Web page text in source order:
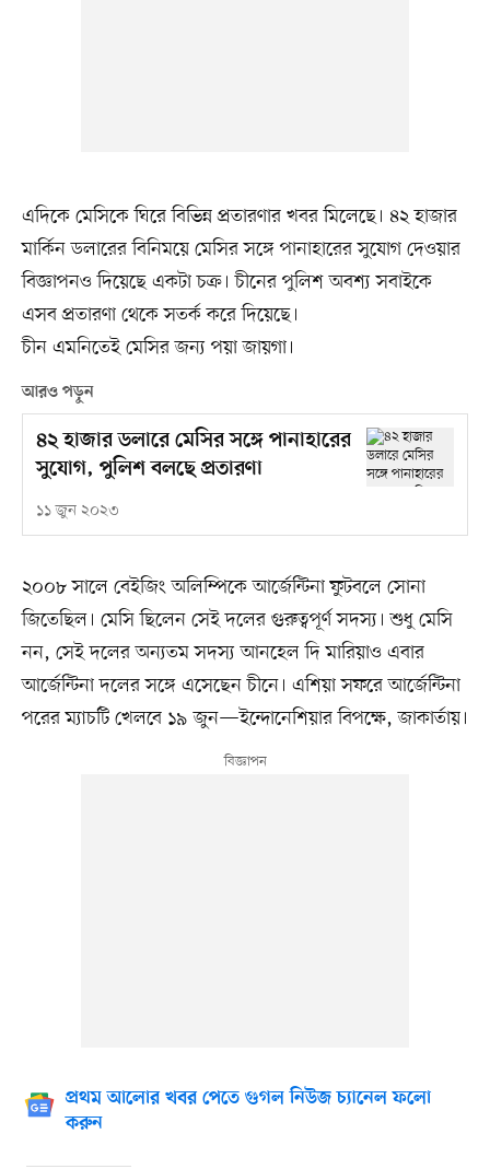
এদিকে মেসিকে ঘিরে বিভিন্ন প্রতারণার খবর মিলেছে। ৪২ হাজার
মার্কিন ডলারের বিনিময়ে মেসির সঙ্গে পানাহারের সুযোগ দেওয়ার
বিজ্ঞাপনও দিয়েছে একটা চক্র। চীনের পুলিশ অবশ্য সবাইকে
এসব প্রতারণা থেকে সতর্ক করে দিয়েছে।
চীন এমনিতেই মেসির জন্য পয়া জায়গা।
আরও পড়ুন
৪২ হাজার ডলারে মেসির সঙ্গে পানাহারের
সুযোগ, পুলিশ বলছে প্রতারণা
১১ জুন ২০২৩
২০০৮ সালে বেইজিং অলিম্পিকে আর্জেন্টিনা ফুটবলে সোনা
জিতেছিল। মেসি ছিলেন সেই দলের গুরুত্বপূর্ণ সদস্য। শুধু মেসি
নন, সেই দলের অন্যতম সদস্য আনহেল দি মারিয়াও এবার
আর্জেন্টিনা দলের সঙ্গে এসেছেন চীনে। এশিয়া সফরে আর্জেন্টিনা
পরের ম্যাচটি খেলবে ১৯ জুন—ইন্দোনেশিয়ার বিপক্ষে, জাকার্তায়।
প্রথম আলোর খবর পেতে গুগল নিউজ চ্যানেল ফলো
করুন